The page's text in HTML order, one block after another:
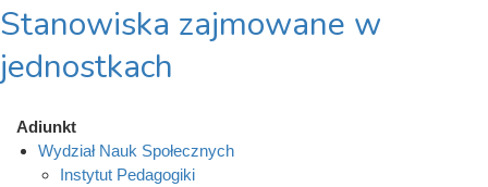
Stanowiska zajmowane w
jednostkach
Adiunkt
Wydział Nauk Społecznych
Instytut Pedagogiki